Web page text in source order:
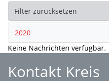
Filter zurücksetzen
2020
Keine Nachrichten verfügbar.
Kontakt Kreis